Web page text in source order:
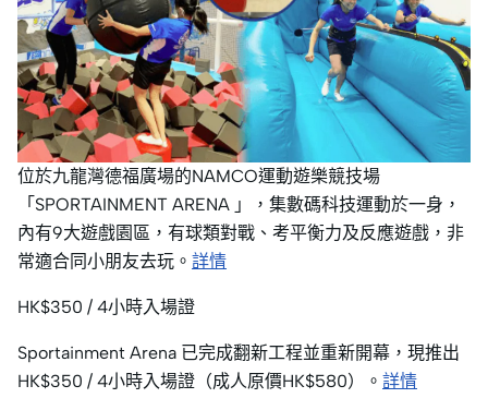
位於九龍灣德福廣場的NAMCO運動遊樂競技場
「SPORTAINMENT ARENA 」，集數碼科技運動於一身，
內有9大遊戲園區，有球類對戰、考平衡力及反應遊戲，非
常適合同小朋友去玩。 詳情
HK$350 / 4小時入場證
Sportainment Arena 已完成翻新工程並重新開幕，現推出
HK$350 / 4小時入場證（成人原價HK$580）。 詳情